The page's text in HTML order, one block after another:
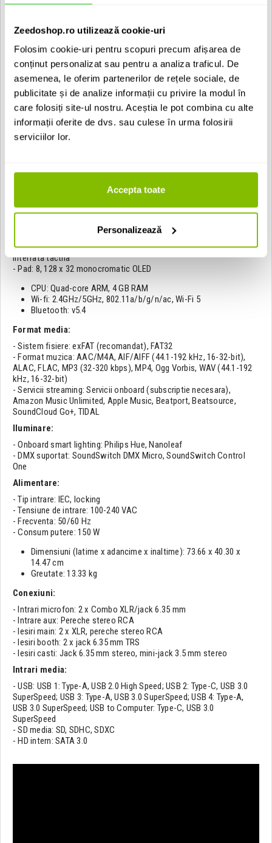
Zeedoshop.ro utilizează cookie-uri
Folosim cookie-uri pentru scopuri precum afișarea de
conținut personalizat sau pentru a analiza traficul. De
asemenea, le oferim partenerilor de rețele sociale, de
publicitate și de analize informații cu privire la modul în
care folosiți site-ul nostru. Aceștia le pot combina cu alte
informații oferite de dvs. sau culese în urma folosirii
serviciilor lor.
Accepta toate
Personalizează
- IRN (20 Hz - 20 kHz), Gain = 60 dB: -130 dB
Intrare aux (pereche stereo RCA):
- ADC: 24-bit, 115 dB DR (A-weighted)
- Tip intrare: RCA, nebalansat
- Nivel maxim de intrare: 4 Vrms
- Raspuns frecvente: 20 Hz - 20 kHz: +0, -1 dB
- THD+N @ 3 Vrms, unity gain: 0.005% (20 Hz-20 kHz)
- Range gain: Off pana la +12 dB
- DR (A-weighted), unity gain: 108 dB
- Crosstalk: ≤ -90 dB
Fadere:
- Fadere canale: 2, Precision Feel cu tensiune ajustabila, contur si
- Crossfader: 1, Mag Four cu tensiune ajustabila, contur si reverse
- Main: 7 inchi/178 mm (diagonala), full-color LED-backlit , cu
interfata tactila
- Pad: 8, 128 x 32 monocromatic OLED
CPU: Quad-core ARM, 4 GB RAM
Wi-fi: 2.4GHz/5GHz, 802.11a/b/g/n/ac, Wi-Fi 5
Bluetooth: v5.4
Format media:
- Sistem fisiere: exFAT (recomandat), FAT32
- Format muzica: AAC/M4A, AIF/AIFF (44.1-192 kHz, 16-32-bit),
ALAC, FLAC, MP3 (32-320 kbps), MP4, Ogg Vorbis, WAV (44.1-192
kHz, 16-32-bit)
- Servicii streaming: Servicii onboard (subscriptie necesara),
Amazon Music Unlimited, Apple Music, Beatport, Beatsource,
SoundCloud Go+, TIDAL
Iluminare:
- Onboard smart lighting: Philips Hue, Nanoleaf
- DMX suportat: SoundSwitch DMX Micro, SoundSwitch Control
One
Alimentare:
- Tip intrare: IEC, locking
- Tensiune de intrare: 100-240 VAC
- Frecventa: 50/60 Hz
- Consum putere: 150 W
Dimensiuni (latime x adancime x inaltime): 73.66 x 40.30 x
14.47 cm
Greutate: 13.33 kg
Conexiuni:
- Intrari microfon: 2 x Combo XLR/jack 6.35 mm
- Intrare aux: Pereche stereo RCA
- Iesiri main: 2 x XLR, pereche stereo RCA
- Iesiri booth: 2 x jack 6.35 mm TRS
- Iesiri casti: Jack 6.35 mm stereo, mini-jack 3.5 mm stereo
Intrari media:
- USB: USB 1: Type-A, USB 2.0 High Speed; USB 2: Type-C, USB 3.0
SuperSpeed; USB 3: Type-A, USB 3.0 SuperSpeed; USB 4: Type-A,
USB 3.0 SuperSpeed; USB to Computer: Type-C, USB 3.0
SuperSpeed
- SD media: SD, SDHC, SDXC
- HD intern: SATA 3.0